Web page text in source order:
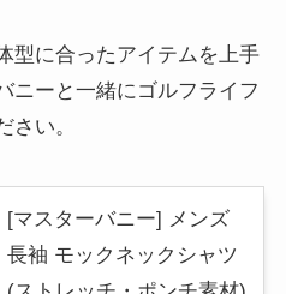
型に合ったアイテムを上手
ニーと一緒にゴルフライフ
さい。
[マスターバニー] メンズ
長袖 モックネックシャツ